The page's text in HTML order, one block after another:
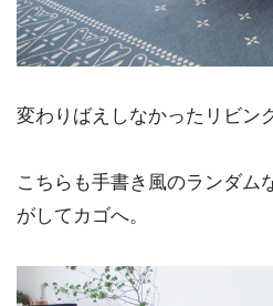
変わりばえしなかったリビン
こちらも手書き風のランダム
がしてカゴへ。